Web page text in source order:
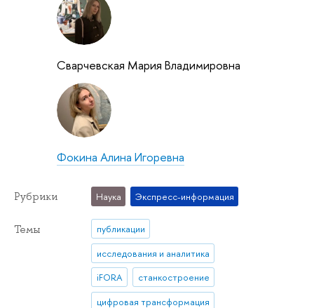
Сварчевская Мария Владимировна
Фокина Алина Игоревна
Рубрики Наука Экспресс-информация
Темы
публикации
исследования и аналитика
iFORA
станкостроение
цифровая трансформация